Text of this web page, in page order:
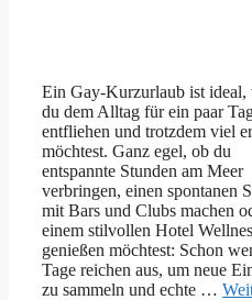
Ein Gay-Kurzurlaub ist ideal,
du dem Alltag für ein paar
entfliehen und trotzdem viel
möchtest. Ganz egel, ob du
entspannte Stunden am Meer
verbringen, einen spontanen
mit Bars und Clubs machen
einem stilvollen Hotel
genießen möchtest: Schon
Tage reichen aus, um neue
zu sammeln und echte …